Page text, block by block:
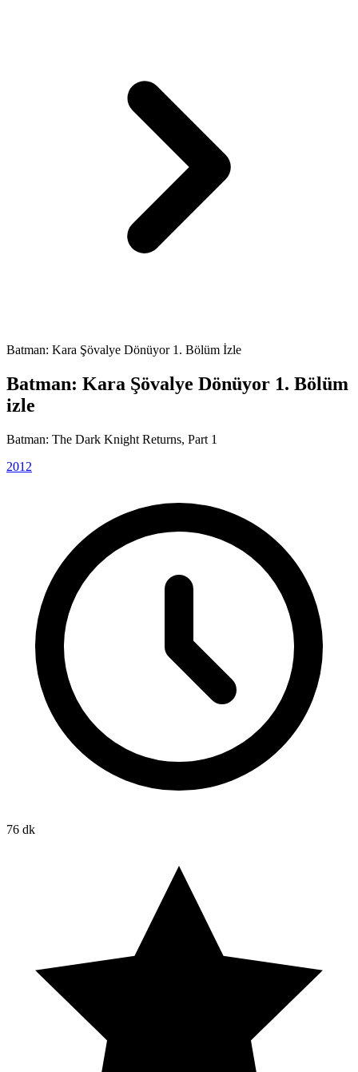
Batman: Kara Şövalye Dönüyor 1. Bölüm İzle
Batman: Kara Şövalye Dönüyor 1. Bölüm
izle
Batman: The Dark Knight Returns, Part 1
2012
76 dk